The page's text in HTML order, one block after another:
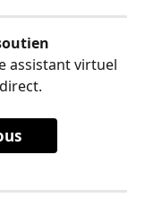
assistant virtuel